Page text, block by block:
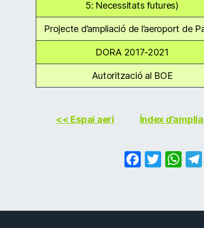
5: Necessitats futures)
Projecte d’ampliació de l’aeroport de
DORA 2017-2021
Autorització al BOE
<< Espai aeri Índex
F
e
T
er
W
s